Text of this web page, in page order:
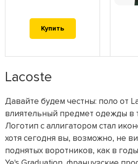
Купить
Lacoste
Давайте будем честны: поло от
влиятельный предмет одежды в
Логотип с аллигатором стал
хотя сегодня вы, возможно, не
поднятых воротников, как в